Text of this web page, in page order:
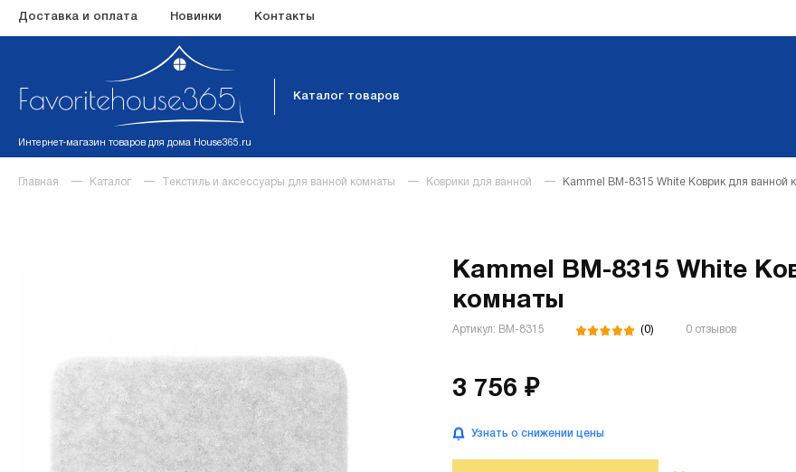
Интернет-магазин товаров для дома House365.ru
Каталог товаров
Доставка и оплата Новинки Контакты
Главная Каталог Текстиль и аксессуары для ванной комнаты Коврики для ванной Kammel BM-8315 White Коврик для ванной
Kammel BM-8315 White
комнаты
Артикул: BM-8315 (0) 0 отзывов
3 756 ₽
Узнать о снижении цены